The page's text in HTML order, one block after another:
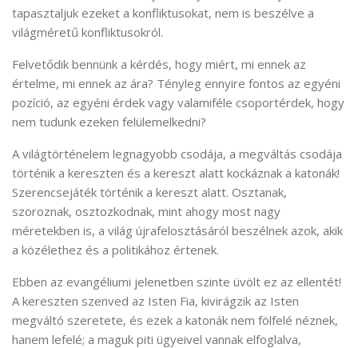
tapasztaljuk ezeket a konfliktusokat, nem is beszélve a
világméretű konfliktusokról.
Felvetődik bennünk a kérdés, hogy miért, mi ennek az
értelme, mi ennek az ára? Tényleg ennyire fontos az egyéni
pozíció, az egyéni érdek vagy valamiféle csoportérdek, hogy
nem tudunk ezeken felülemelkedni?
A világtörténelem legnagyobb csodája, a megváltás csodája
történik a kereszten és a kereszt alatt kockáznak a katonák!
Szerencsejáték történik a kereszt alatt. Osztanak,
szoroznak, osztozkodnak, mint ahogy most nagy
méretekben is, a világ újrafelosztásáról beszélnek azok, akik
a közélethez és a politikához értenek.
Ebben az evangéliumi jelenetben szinte üvölt ez az ellentét!
A kereszten szenved az Isten Fia, kivirágzik az Isten
megváltó szeretete, és ezek a katonák nem fölfelé néznek,
hanem lefelé; a maguk piti ügyeivel vannak elfoglalva,